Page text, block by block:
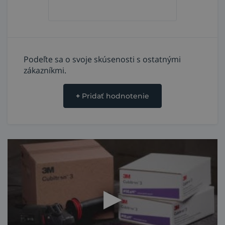
recyklovaného materiálu.
Prechod kotúčov 3M™ Cubitron™ II ku kotúčom 3M™
Cubitron™ 3
Výkonné brúsne materiály 3M™ Cubitron™ sú
vyrobené pre profesionálov, ktorí vyžadujú od svojich
nástrojov špičkový výkon.
Presne tvarované keramické zrno 3M™
Podeľte sa o svoje skúsenosti s ostatnými
zákazníkmi.
+ Pridať hodnotenie